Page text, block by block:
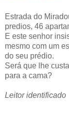
Estrada do
predios, 46
E este senhor
mesmo com um
do seu prédio.
Será que lhe
para a cama?
Leitor identificado